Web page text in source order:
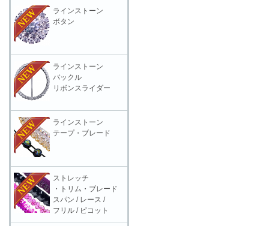
ラインストーン
ボタン
ラインストーン
バックル
リボンスライダー
ラインストーン
テープ・ブレード
ストレッチ
・トリム・ブレード
スパン / レース /
フリル / ピコット